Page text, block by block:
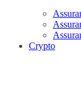
Crypto